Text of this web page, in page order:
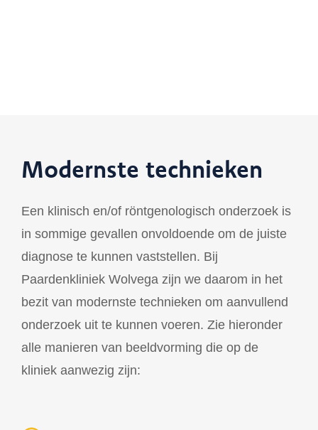
Modernste technieken
Een klinisch en/of röntgenologisch onderzoek is
in sommige gevallen onvoldoende om de juiste
diagnose te kunnen vaststellen. Bij
Paardenkliniek Wolvega zijn we daarom in het
bezit van modernste technieken om aanvullend
onderzoek uit te kunnen voeren. Zie hieronder
alle manieren van beeldvorming die op de
kliniek aanwezig zijn: